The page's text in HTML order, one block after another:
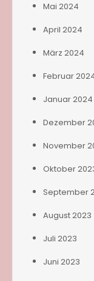
Mai 2024
April 2024
März 2024
Februar
Januar 2024
Dezember
November
Oktober
September
August 2023
Juli 2023
Juni 2023